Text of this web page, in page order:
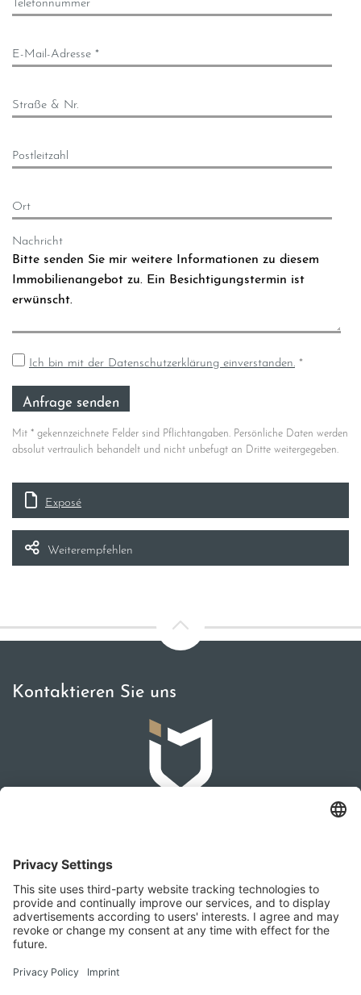
Telefonnummer
E-Mail-Adresse *
Straße & Nr.
Postleitzahl
Ort
Nachricht
Ich bin mit der Datenschutzerklärung einverstanden. *
Mit * gekennzeichnete Felder sind Pflichtangaben. Persönliche Daten werden
absolut vertraulich behandelt und nicht unbefugt an Dritte weitergegeben.
Exposé
Weiterempfehlen
Kontaktieren Sie uns
IMMOMAKLEREI
Franz-Josef-Straße 2, 4540 Bad Hall
+436642279874
office@immomaklerei.at
Besuchen Sie uns auch hier